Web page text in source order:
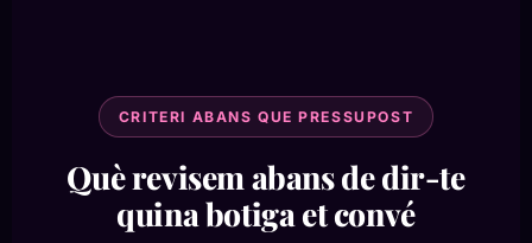
CRITERI ABANS QUE PRESSUPOST
Què revisem abans de dir-te
quina botiga et convé